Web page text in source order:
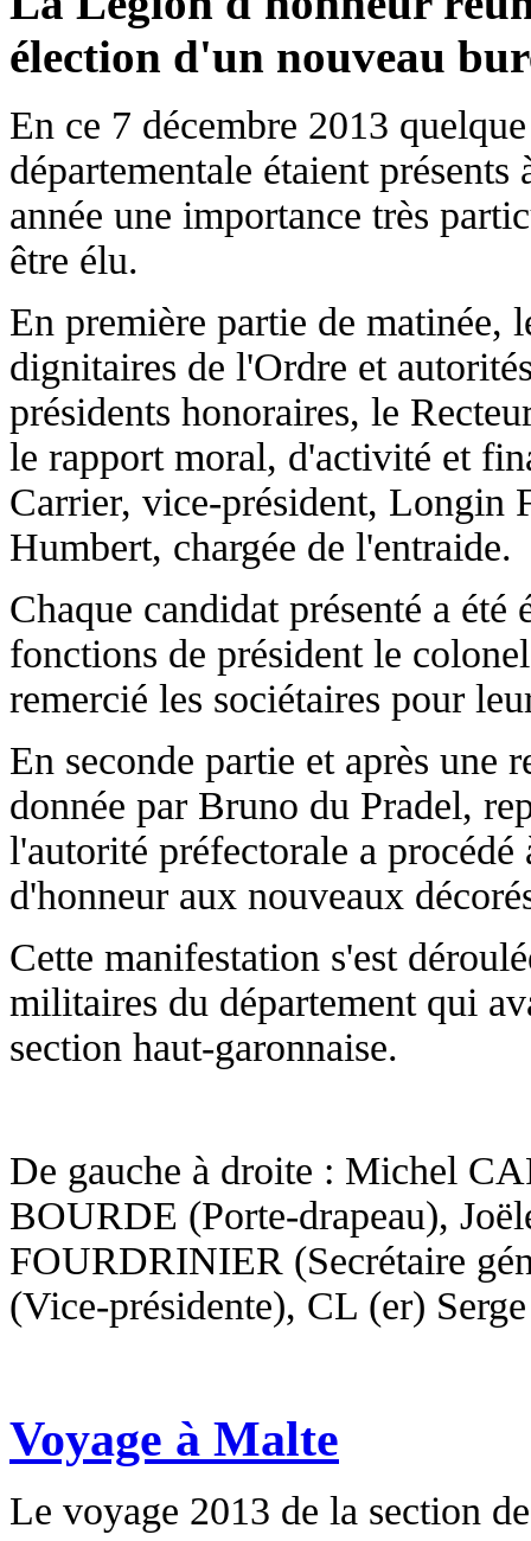
élection d'un nouveau
En ce 7 décembre 2013
départementale étaient
année une importance très
être élu.
En première partie de matinée,
dignitaires de l'Ordre et
présidents honoraires, le
le rapport moral, d'activité et
Carrier, vice-président, Longin
Humbert, chargée de l'entraide.
Chaque candidat présenté a
fonctions de président le
remercié les sociétaires pour
En seconde partie et après une
donnée par Bruno du Pradel,
l'autorité préfectorale a
d'honneur aux nouveaux
Cette manifestation s'est
militaires du département qui
section haut-garonnaise.
De gauche à droite : Michel
BOURDE (Porte-drapeau),
FOURDRINIER (Secrétaire
(Vice-présidente), CL (er)
Voyage à Malte
Le voyage 2013 de la section